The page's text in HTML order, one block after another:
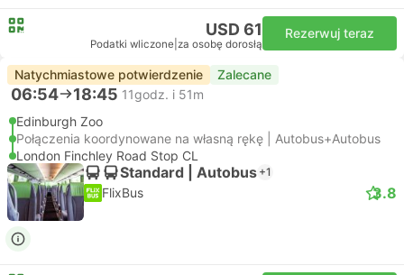
USD 61
Podatki wliczone za osobę dorosłą
Rezerwuj teraz
Natychmiastowe potwierdzenie Zalecane
06:54 18:45 11godz. i 51m
Edinburgh Zoo
Połączenia koordynowane na własną rękę | Autobus+Autobus
London Finchley Road Stop CL
Standard | Autobus +1
FlixBus 3.8